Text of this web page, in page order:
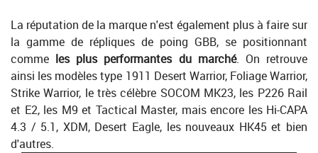
La réputation de la marque n'est également plus à faire sur
la gamme de répliques de poing GBB, se positionnant
comme les plus performantes du marché. On retrouve
ainsi les modèles type 1911 Desert Warrior, Foliage Warrior,
Strike Warrior, le très célèbre SOCOM MK23, les P226 Rail
et E2, les M9 et Tactical Master, mais encore les Hi-CAPA
4.3 / 5.1, XDM, Desert Eagle, les nouveaux HK45 et bien
d'autres.